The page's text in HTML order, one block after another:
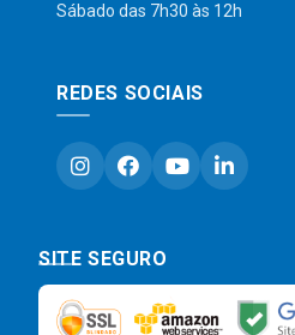
Sábado das 7h30 às 12h
REDES SOCIAIS
SITE SEGURO